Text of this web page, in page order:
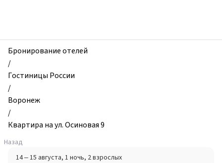
и
квартиры,
Квартира
на
ул.
Осиновая
9,
Воронеж,
Россия
Бронирование отелей
/
Гостиницы России
/
Воронеж
/
Квартира на ул. Осиновая 9
Назад
14 – 15 августа, 1 ночь, 2 взрослых